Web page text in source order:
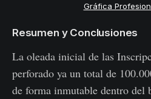
Gráfica
Resumen y Conclusiones
La oleada inicial de las
perforado ya un total de
de forma inmutable dentro